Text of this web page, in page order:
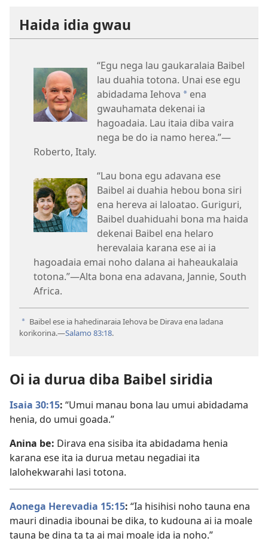
Haida idia gwau
“Egu nega lau gaukaralaia Baibel
lau duahia totona. Unai ese egu
abidadama Iehova a ena
gwauhamata dekenai ia
hagoadaia. Lau itaia diba vaira
nega be do ia namo herea.”​—
Roberto, Italy.
“Lau bona egu adavana ese
Baibel ai duahia hebou bona siri
ena hereva ai laloatao. Guriguri,
Baibel duahiduahi bona ma haida
dekenai Baibel ena helaro
herevalaia karana ese ai ia
hagoadaia emai noho dalana ai haheaukalaia
totona.”​—Alta bona ena adavana, Jannie, South
Africa.
a Baibel ese ia hahedinaraia Iehova be Dirava ena ladana
korikorina.​—Salamo 83:18.
Oi ia durua diba Baibel siridia
Isaia 30:15: “Umui manau bona lau umui abidadama
henia, do umui goada.”
Anina be: Dirava ena sisiba ita abidadama henia
karana ese ita ia durua metau negadiai ita
lalohekwarahi lasi totona.
Aonega Herevadia 15:15: “Ia hisihisi noho tauna ena
mauri dinadia ibounai be dika, to kudouna ai ia moale
tauna be dina ta ta ai mai moale ida ia noho.”